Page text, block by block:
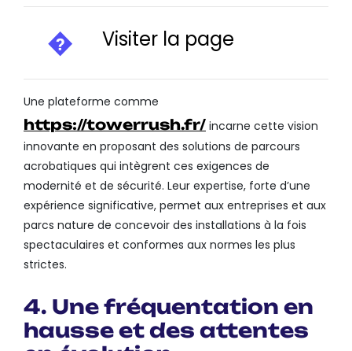
Visiter la page
Une plateforme comme
https://towerrush.fr/ incarne cette vision
innovante en proposant des solutions de parcours
acrobatiques qui intègrent ces exigences de
modernité et de sécurité. Leur expertise, forte d’une
expérience significative, permet aux entreprises et aux
parcs nature de concevoir des installations à la fois
spectaculaires et conformes aux normes les plus
strictes.
4. Une fréquentation en
hausse et des attentes